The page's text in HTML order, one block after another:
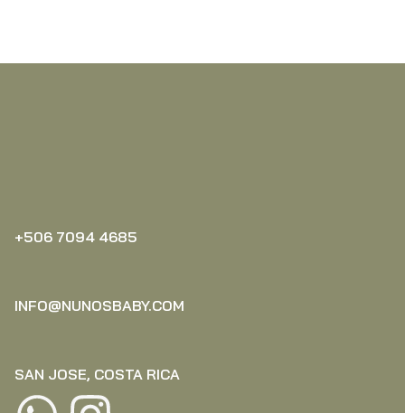
+506 7094 4685‬
INFO@NUNOSBABY.COM
SAN JOSE, COSTA RICA